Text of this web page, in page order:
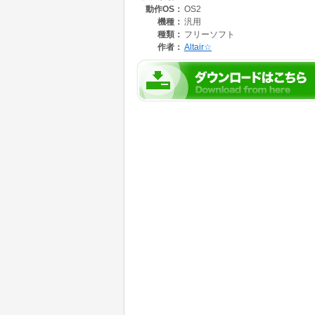
VMTruncは、ディスケット･イメージから未使
イルを小型化します。
動作OS： OS2
機種： 汎用
種類： フリーソフト
作者： Altair☆